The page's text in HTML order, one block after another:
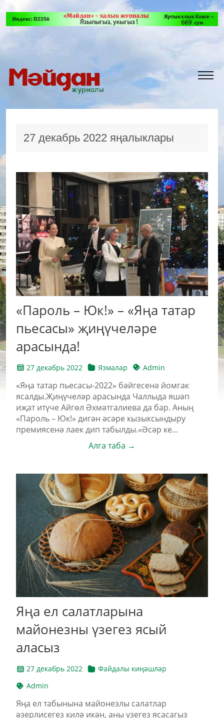
27 декабрь 2022 яңалыклары
«Пароль – Юк!» – «Яңа татар
пьесасы» җиңүчеләре
арасында!
27 декабрь 2022 Язмалар Admin
«Яңа татар пьесасы-2022» бәйгесенә йомгак
ясалды.Җиңүчеләр арасында Чаллыда яшәп
иҗат итүче Айгөл Әхмәтгалиева да бар. Аның
«Пароль – Юк!» дигән әсәре кызыксындыру
премиясенә лаек дип табылды.«Әсәр ке...
Алга таба →
Яңа ел салатларына
майонезны үзегез ясый
аласыз
27 декабрь 2022
Файдалы киңәшләр
Admin
Яңа ел табынына майонезлы салатлар
әзерлисегез килә икән, аны үзегез ясасагыз